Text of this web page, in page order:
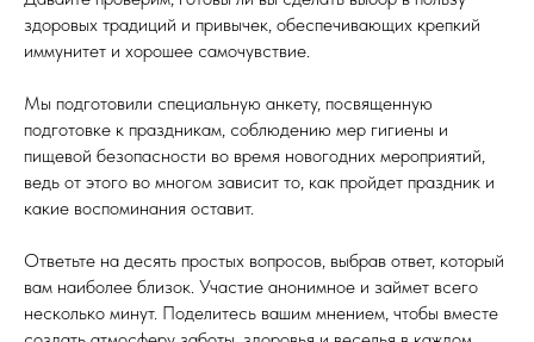
здоровых традиций и привычек, обеспечивающих крепкий
иммунитет и хорошее самочувствие.
Мы подготовили специальную анкету, посвященную
подготовке к праздникам, соблюдению мер гигиены и
пищевой безопасности во время новогодних мероприятий,
ведь от этого во многом зависит то, как пройдет праздник и
какие воспоминания оставит.
Ответьте на десять простых вопросов, выбрав ответ, который
вам наиболее близок. Участие анонимное и займет всего
несколько минут. Поделитесь вашим мнением, чтобы вместе